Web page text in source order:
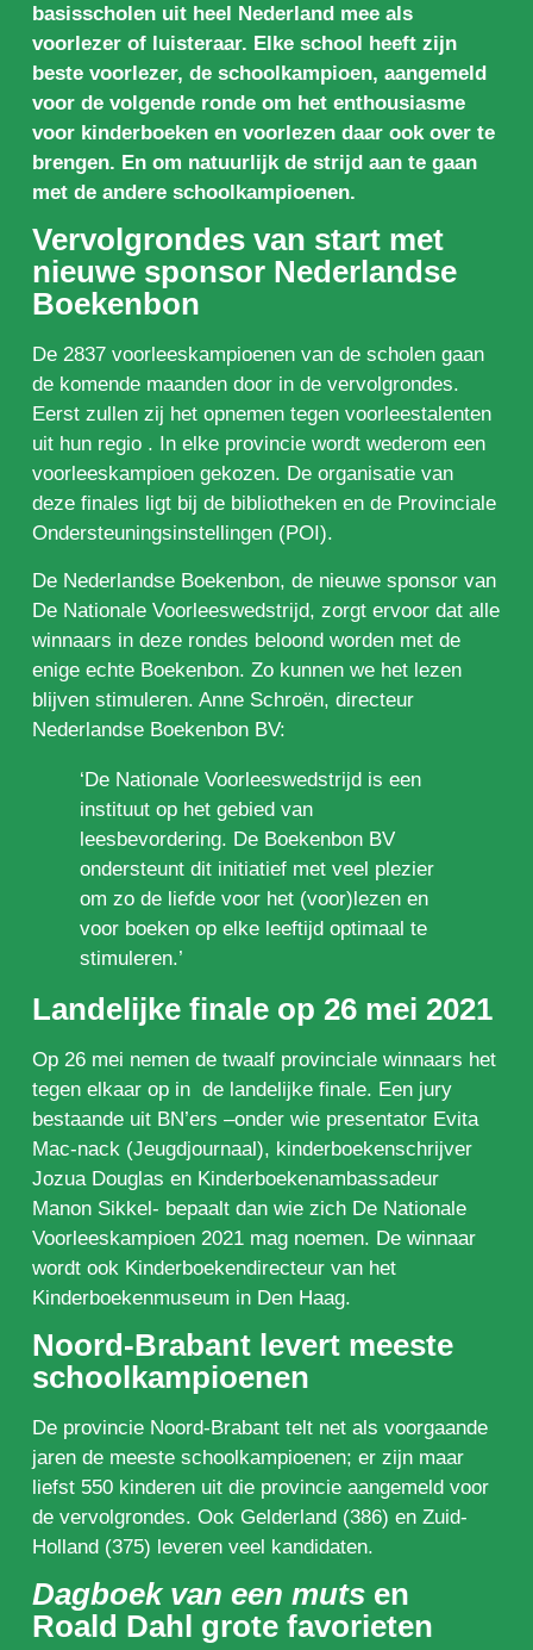
basisscholen uit heel Nederland mee als
voorlezer of luisteraar. Elke school heeft zijn
beste voorlezer, de schoolkampioen, aangemeld
voor de volgende ronde om het enthousiasme
voor kinderboeken en voorlezen daar ook over te
brengen. En om natuurlijk de strijd aan te gaan
met de andere schoolkampioenen.
Vervolgrondes van start met
nieuwe sponsor Nederlandse
Boekenbon
De 2837 voorleeskampioenen van de scholen gaan
de komende maanden door in de vervolgrondes.
Eerst zullen zij het opnemen tegen voorleestalenten
uit hun regio . In elke provincie wordt wederom een
voorleeskampioen gekozen. De organisatie van
deze finales ligt bij de bibliotheken en de Provinciale
Ondersteuningsinstellingen (POI).
De Nederlandse Boekenbon, de nieuwe sponsor van
De Nationale Voorleeswedstrijd, zorgt ervoor dat alle
winnaars in deze rondes beloond worden met de
enige echte Boekenbon. Zo kunnen we het lezen
blijven stimuleren. Anne Schroën, directeur
Nederlandse Boekenbon BV:
‘De Nationale Voorleeswedstrijd is een
instituut op het gebied van
leesbevordering. De Boekenbon BV
ondersteunt dit initiatief met veel plezier
om zo de liefde voor het (voor)lezen en
voor boeken op elke leeftijd optimaal te
stimuleren.’
Landelijke finale op 26 mei 2021
Op 26 mei nemen de twaalf provinciale winnaars het
tegen elkaar op in de landelijke finale. Een jury
bestaande uit BN’ers –onder wie presentator Evita
Mac-nack (Jeugdjournaal), kinderboekenschrijver
Jozua Douglas en Kinderboekenambassadeur
Manon Sikkel- bepaalt dan wie zich De Nationale
Voorleeskampioen 2021 mag noemen. De winnaar
wordt ook Kinderboekendirecteur van het
Kinderboekenmuseum in Den Haag.
Noord-Brabant levert meeste
schoolkampioenen
De provincie Noord-Brabant telt net als voorgaande
jaren de meeste schoolkampioenen; er zijn maar
liefst 550 kinderen uit die provincie aangemeld voor
de vervolgrondes. Ook Gelderland (386) en Zuid-
Holland (375) leveren veel kandidaten.
Dagboek van een mutsen
Roald Dahl grote favorieten